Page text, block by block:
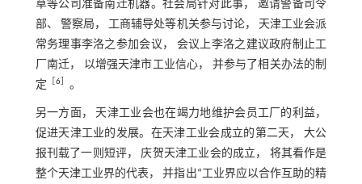
草等公司准备南迁机器。社会局针对此事， 邀请警备司令
部、 警察局， 工商辅导处等机关参与讨论， 天津工业会派
常务理事李洛之参加会议， 会议上李洛之建议政府制止工
厂南迁， 以增强天津市工业信心， 并参与了相关办法的制
定
6］ 。
另一方面， 天津工业会也在竭力地维护会员工厂的利益，
促进天津工业的发展。在天津工业会成立的第二天， 大公
报刊载了一则短评， 庆贺天津工业会的成立， 将其看作是
整个天津工业界的代表， 并指出“工业界应以合作互助的精